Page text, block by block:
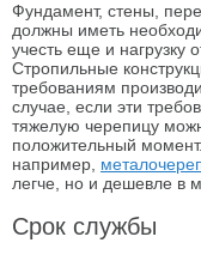
Фундамент, стены,
должны иметь
учесть еще и нагрузку
Стропильные
требованиям
случае, если эти
тяжелую черепицу
положительный
например,
легче, но и дешевле в
Срок службы